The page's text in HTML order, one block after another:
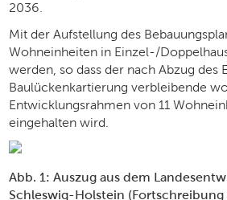
2036.
Mit der Aufstellung des
Wohneinheiten in Einzel-/
werden, so dass der nach Abzug des
Baulückenkartierung verbleibende
Entwicklungsrahmen von 11
eingehalten wird.
Abb. 1 : Auszug aus dem
Schleswig-Holstein (Fortschreibung